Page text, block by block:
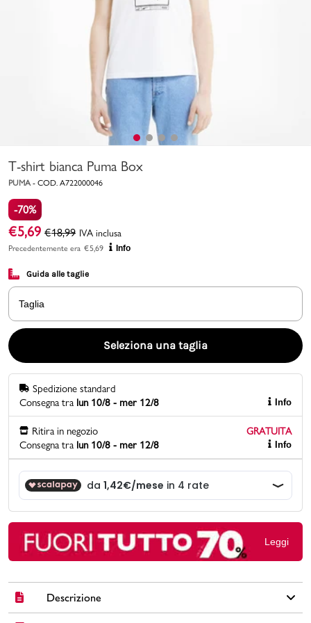
Bambino
Valigie
Marchi
Accedi | Registrati
Carrello
Promo & News
negozi
contatti
pcard
Gift card
T-shirt bianca Puma Box
PUMA - COD. A722000046
-70%
€5,69 €18,99 IVA inclusa
Precedentemente era €5,69 Info
Guida alle taglie
Taglia
Seleziona una taglia
Spedizione standard
Consegna tra lun 10/8 - mer 12/8 Info
Ritira in negozio
GRATUITA
Consegna tra lun 10/8 - mer 12/8 Info
Leggi
Descrizione